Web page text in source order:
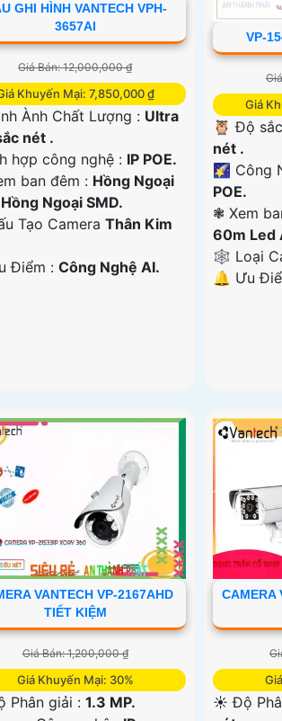
GHI HÌNH VANTECH VPH-
3657AI
Giá Bán: 12,000,000 ₫
Khuyến Mại: 7,850,000 ₫
Ành Chất Lượng : Ultra
nét .
hợp công nghệ : IP POE.
ban đêm : Hồng Ngoại
Ngoại SMD.
Tạo CameraThân Kim
Điểm :Công Nghệ AI.
VP-
Giá
🦉 Độ
nét .
🌠 Công
POE.
❃ Xem
60m Led
🕸️ Loại
️🔔 Ưu
VANTECH VP-2167AHD
TIẾT KIỆM
Giá Bán: 1,200,000 ₫
Giá Khuyến Mại: 30%
Phân giải :1.3 MP.
CAMERA
☀️ Độ